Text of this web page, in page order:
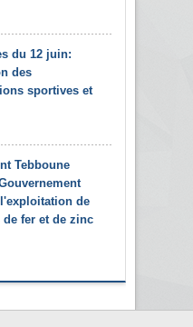
du 12 juin:
des
sportives et
Tebboune
de
fer et de zinc